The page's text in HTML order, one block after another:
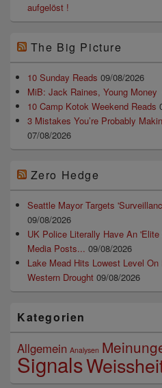
aufgelöst !
The Big Picture
10 Sunday Reads 09/08/2026
MiB: Jack Raines, Young Money
10 Camp Kotok Weekend Reads
3 Mistakes You’re Probably
07/08/2026
Zero Hedge
Seattle Mayor Targets
09/08/2026
UK Police Literally Have An
Media Posts... 09/08/2026
Lake Mead Hits Lowest Level
Western Drought 09/08/2026
Kategorien
Allgemein Analysen
Signals